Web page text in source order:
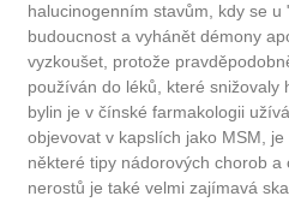
halucinogenním stavům, kdy se
budoucnost a vyhánět démony
vyzkoušet, protože
používán do léků, které snižovaly
bylin je v čínské farmakologii
objevovat v kapslích jako MSM,
některé tipy nádorových chorob
nerostů je také velmi zajímavá